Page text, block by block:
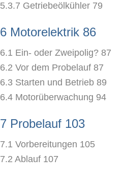
5.3.7 Getriebeölkühler 79
6 Motorelektrik 86
6.1 Ein- oder Zweipolig? 87
6.2 Vor dem Probelauf 87
6.3 Starten und Betrieb 89
6.4 Motorüberwachung 94
7 Probelauf 103
7.1 Vorbereitungen 105
7.2 Ablauf 107